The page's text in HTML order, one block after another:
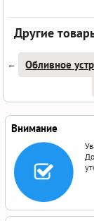
Другие
←
Обливное
Внимание